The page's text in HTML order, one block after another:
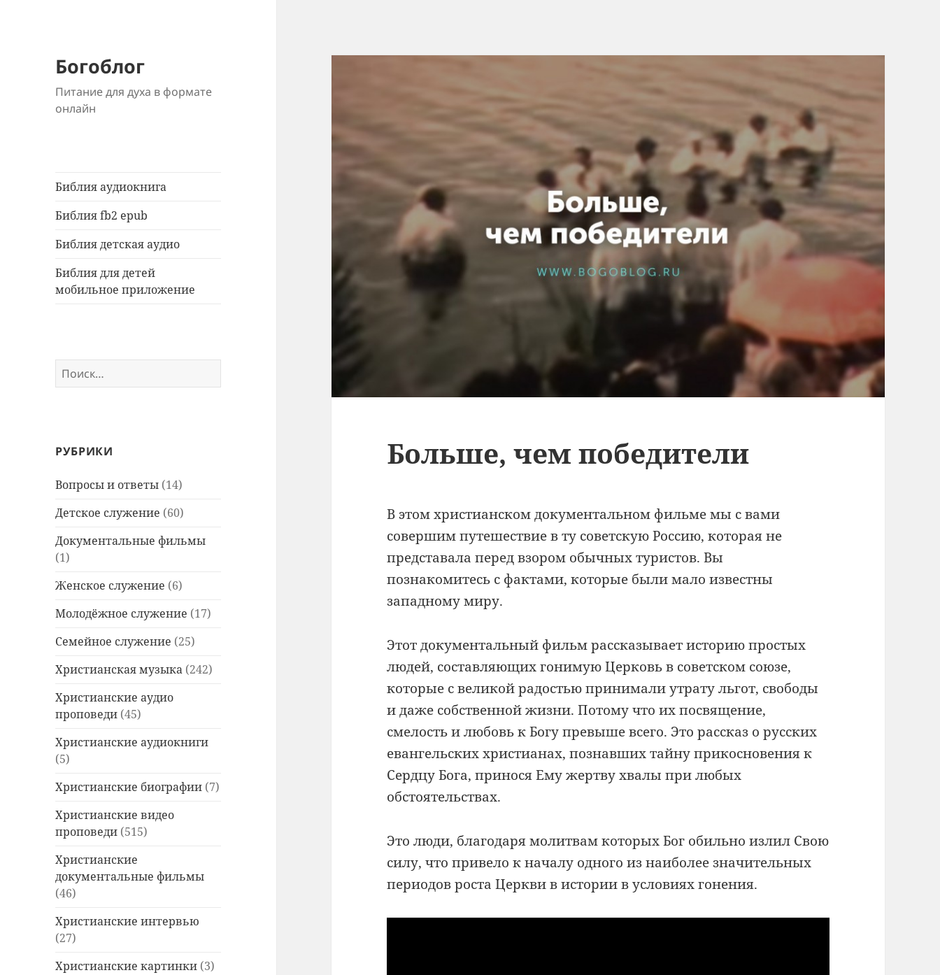
Богоблог
Питание для духа в формате
онлайн
Библия аудиокнига
Библия fb2 epub
Библия детская аудио
Библия для детей
мобильное приложение
Найти:
РУБРИКИ
Вопросы и ответы (14)
Детское служение (60)
Документальные фильмы
(1)
Женское служение (6)
Молодёжное служение (17)
Семейное служение (25)
Христианская музыка (242)
Христианские аудио
проповеди (45)
Христианские аудиокниги
(5)
Христианские биографии (7)
Христианские видео
проповеди (515)
Христианские
документальные фильмы
(46)
Христианские интервью
(27)
Христианские картинки (3)
Больше, чем победители
В этом христианском документальном фильме мы с вами
совершим путешествие в ту советскую Россию, которая не
представала перед взором обычных туристов. Вы
познакомитесь с фактами, которые были мало известны
западному миру.
Этот документальный фильм рассказывает историю простых
людей, составляющих гонимую Церковь в советском союзе,
которые с великой радостью принимали утрату льгот, свободы
и даже собственной жизни. Потому что их посвящение,
смелость и любовь к Богу превыше всего. Это рассказ о русских
евангельских христианах, познавших тайну прикосновения к
Сердцу Бога, принося Ему жертву хвалы при любых
обстоятельствах.
Это люди, благодаря молитвам которых Бог обильно излил Свою
силу, что привело к началу одного из наиболее значительных
периодов роста Церкви в истории в условиях гонения.